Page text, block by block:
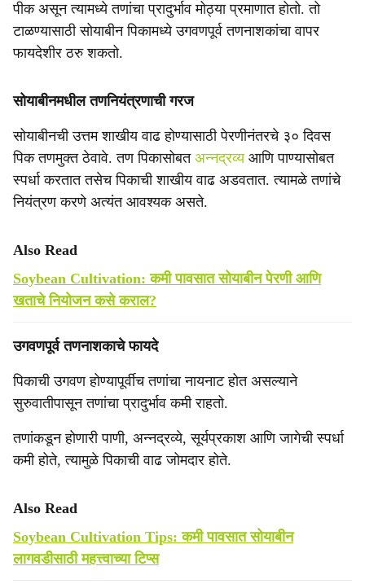
r
e
पीक असून त्यामध्ये तणांचा प्रादुर्भाव मोठ्या प्रमाणात होतो. तो
टाळण्यासाठी सोयाबीन पिकामध्ये उगवणपूर्व तणनाशकांचा वापर
फायदेशीर ठरु शकतो.
सोयाबीनमधील तणनियंत्रणाची गरज
सोयाबीनची उत्तम शाखीय वाढ होण्यासाठी पेरणीनंतरचे ३० दिवस
पिक तणमुक्त ठेवावे. तण पिकासोबत अन्नद्रव्य आणि पाण्यासोबत
स्पर्धा करतात तसेच पिकाची शाखीय वाढ अडवतात. त्यामळे तणांचे
नियंत्रण करणे अत्यंत आवश्यक असते.
Also Read
Soybean Cultivation: कमी पावसात सोयाबीन पेरणी आणि
खताचे नियोजन कसे कराल?
उगवणपूर्व तणनाशकाचे फायदे
पिकाची उगवण होण्यापूर्वीच तणांचा नायनाट होत असल्याने
सुरुवातीपासून तणांचा प्रादुर्भाव कमी राहतो.
तणांकडून होणारी पाणी, अन्नद्रव्ये, सूर्यप्रकाश आणि जागेची स्पर्धा
कमी होते, त्यामुळे पिकाची वाढ जोमदार होते.
Also Read
Soybean Cultivation Tips: कमी पावसात सोयाबीन
लागवडीसाठी महत्त्वाच्या टिप्स